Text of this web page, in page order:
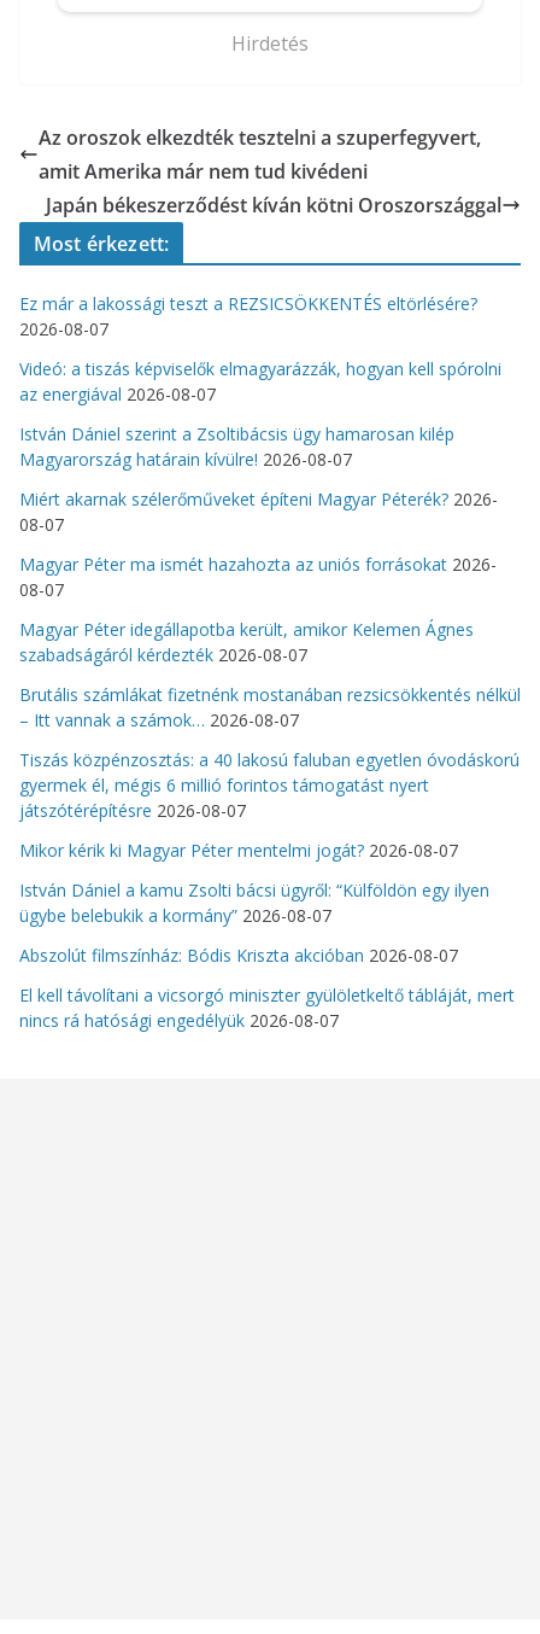
Hirdetés
Az oroszok elkezdték tesztelni a szuperfegyvert,
amit Amerika már nem tud kivédeni
Japán békeszerződést kíván kötni Oroszországgal
Most érkezett:
Ez már a lakossági teszt a REZSICSÖKKENTÉS eltörlésére?
2026-08-07
Videó: a tiszás képviselők elmagyarázzák, hogyan kell spórolni
az energiával 2026-08-07
István Dániel szerint a Zsoltibácsis ügy hamarosan kilép
Magyarország határain kívülre! 2026-08-07
Miért akarnak szélerőműveket építeni Magyar Péterék? 2026-
08-07
Magyar Péter ma ismét hazahozta az uniós forrásokat 2026-
08-07
Magyar Péter idegállapotba került, amikor Kelemen Ágnes
szabadságáról kérdezték 2026-08-07
Brutális számlákat fizetnénk mostanában rezsicsökkentés nélkül
– Itt vannak a számok… 2026-08-07
Tiszás közpénzosztás: a 40 lakosú faluban egyetlen óvodáskorú
gyermek él, mégis 6 millió forintos támogatást nyert
játszótérépítésre 2026-08-07
Mikor kérik ki Magyar Péter mentelmi jogát? 2026-08-07
István Dániel a kamu Zsolti bácsi ügyről: “Külföldön egy ilyen
ügybe belebukik a kormány” 2026-08-07
Abszolút filmszínház: Bódis Kriszta akcióban 2026-08-07
El kell távolítani a vicsorgó miniszter gyülöletkeltő tábláját, mert
nincs rá hatósági engedélyük 2026-08-07